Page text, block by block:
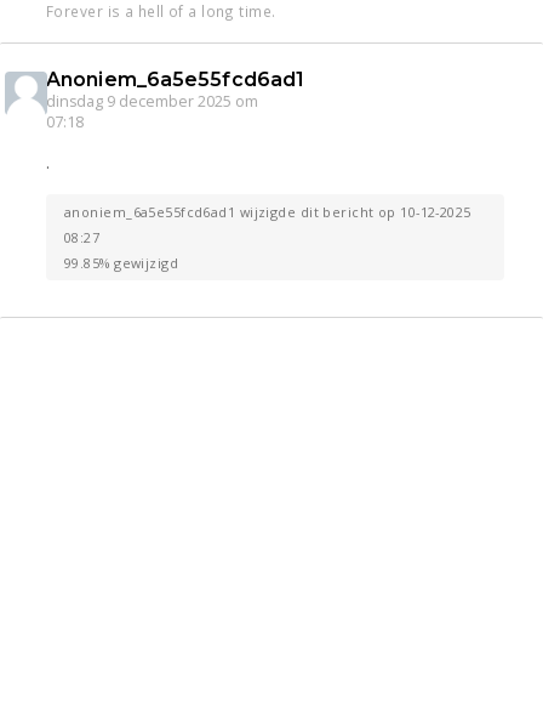
Forever is a hell of a long time.
Anoniem_6a5e55fcd6ad1
dinsdag 9 december 2025 om
07:18
.
anoniem_6a5e55fcd6ad1 wijzigde dit bericht op 10-12-2025
08:27
99.85% gewijzigd